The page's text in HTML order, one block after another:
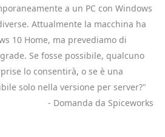
a un PC con Windows
Attualmente la macchina ha
10 Home, ma prevediamo di
Se fosse possibile, qualcuno
lo consentirà, o se è una
solo nella versione per server?"
- Domanda da Spiceworks